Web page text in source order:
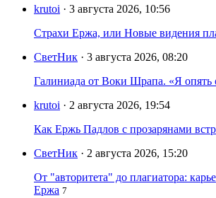
krutoi · 3 августа 2026, 10:56
Страхи Ержа, или Новые видения
СветНик · 3 августа 2026, 08:20
Галиниада от Воки Шрапа. «Я опять
krutoi · 2 августа 2026, 19:54
Как Ержь Падлов с прозарянами
СветНик · 2 августа 2026, 15:20
От "авторитета" до плагиатора:
Ержа 7